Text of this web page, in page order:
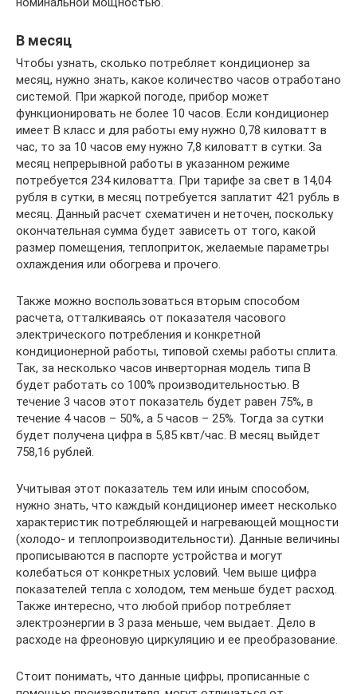
В месяц
Чтобы узнать, сколько потребляет кондиционер за
месяц, нужно знать, какое количество часов отработано
системой. При жаркой погоде, прибор может
функционировать не более 10 часов. Если кондиционер
имеет В класс и для работы ему нужно 0,78 киловатт в
час, то за 10 часов ему нужно 7,8 киловатт в сутки. За
месяц непрерывной работы в указанном режиме
потребуется 234 киловатта. При тарифе за свет в 14,04
рубля в сутки, в месяц потребуется заплатит 421 рубль в
месяц. Данный расчет схематичен и неточен, поскольку
окончательная сумма будет зависеть от того, какой
размер помещения, теплоприток, желаемые параметры
охлаждения или обогрева и прочего.
Также можно воспользоваться вторым способом
расчета, отталкиваясь от показателя часового
электрического потребления и конкретной
кондиционерной работы, типовой схемы работы сплита.
Так, за несколько часов инверторная модель типа В
будет работать со 100% производительностью. В
течение 3 часов этот показатель будет равен 75%, в
течение 4 часов – 50%, а 5 часов – 25%. Тогда за сутки
будет получена цифра в 5,85 квт/час. В месяц выйдет
758,16 рублей.
Учитывая этот показатель тем или иным способом,
нужно знать, что каждый кондиционер имеет несколько
характеристик потребляющей и нагревающей мощности
(холодо- и теплопроизводительности). Данные величины
прописываются в паспорте устройства и могут
колебаться от конкретных условий. Чем выше цифра
показателей тепла с холодом, тем меньше будет расход.
Также интересно, что любой прибор потребляет
электроэнергии в 3 раза меньше, чем выдает. Дело в
расходе на фреоновую циркуляцию и ее преобразование.
Стоит понимать, что данные цифры, прописанные с